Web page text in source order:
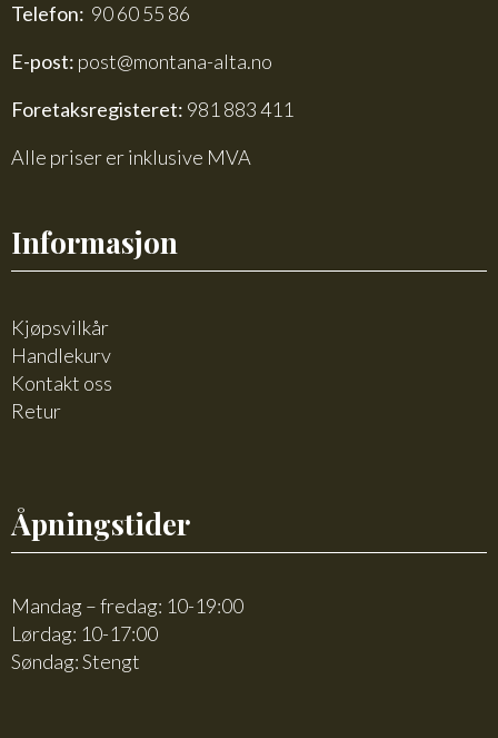
Telefon: 90 60 55 86
E-post: post@montana-alta.no
Foretaksregisteret: 981 883 411
Alle priser er inklusive MVA
Informasjon
Kjøpsvilkår
Handlekurv
Kontakt oss
Retur
Åpningstider
Mandag – fredag: 10-19:00
Lørdag: 10-17:00
Søndag: Stengt